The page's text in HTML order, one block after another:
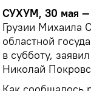
СУХУМ, 30 мая —
Грузии Михаила
областной
в субботу,
Николай